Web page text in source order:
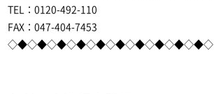
TEL：0120-492-110
FAX：047-404-7453
◇◆◇◆◇◆◇◆◇◆◇◆◇◆◇◆◇◆◇◆◇